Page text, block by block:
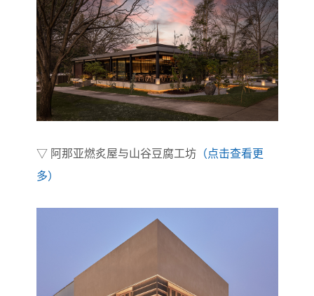
▽ 阿那亚燃炙屋与山谷豆腐工坊（点击查看更
多）